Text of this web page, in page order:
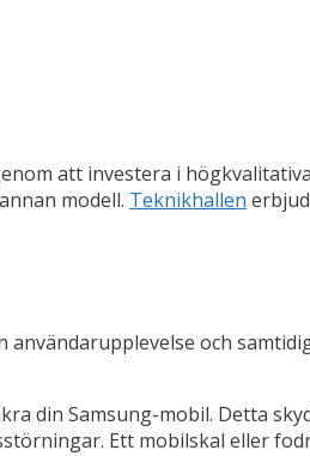
att investera i
modell. Teknikhallen
och
din Samsung-mobil. Detta
Ett mobilskal eller